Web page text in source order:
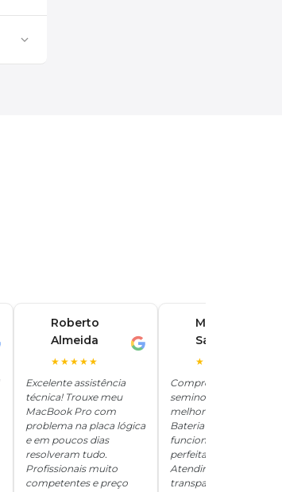
Roberto
Almeida
★★★★★
Excelente assistência
técnica! Trouxe meu
MacBook Pro com
problema na placa lógica
e em poucos dias
resolveram tudo.
Profissionais muito
competentes e preço
Marina
Santos
★★★★★
Comprei um iPhone
seminovo aqui e ficou
melhor que novo.
Bateria 100%, tudo
funcionando
perfeitamente.
Atendimento
transparente e